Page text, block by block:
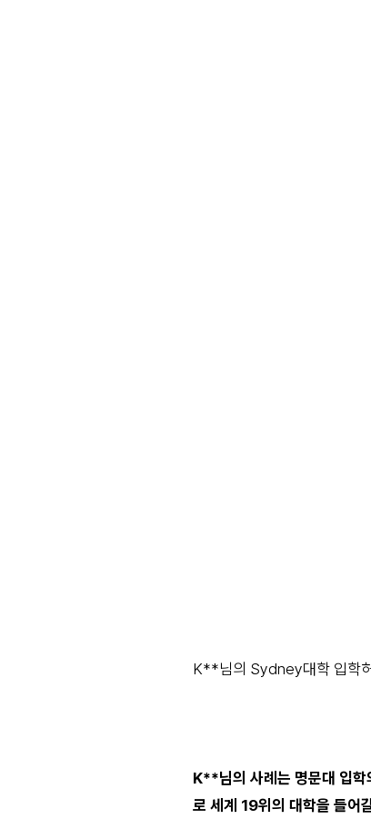
K**님의 Sydney대학 입학
K**님의 사례는 명문대 입
로 세계 19위의 대학을 들어